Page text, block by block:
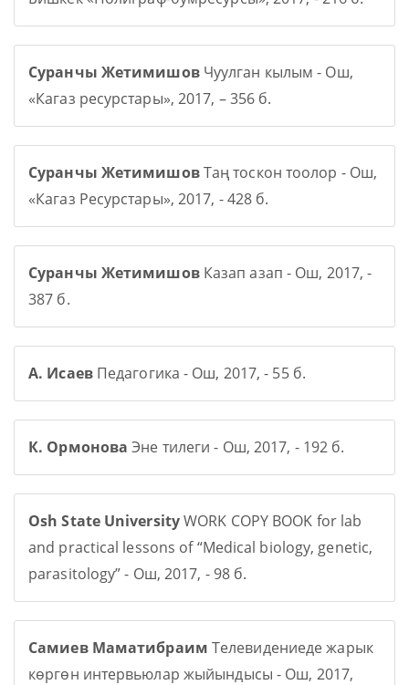
Суранчы ЖетимишовЧуулган кылым - Ош,
«Кагаз ресурстары», 2017, – 356 б.
Суранчы ЖетимишовТаң тоскон тоолор - Ош,
«Кагаз Ресурстары», 2017, - 428 б.
Суранчы ЖетимишовКазап азап - Ош, 2017, -
387 б.
А. ИсаевПедагогика - Ош, 2017, - 55 б.
К. Ормонова Эне тилеги - Ош, 2017, - 192 б.
Osh State UniversityWORK COPY BOOK for lab
and practical lessons of “Medical biology, genetic,
parasitology” - Ош, 2017, - 98 б.
Самиев Маматибраим Телевидениеде жарык
көргөн интервьюлар жыйындысы - Ош, 2017,